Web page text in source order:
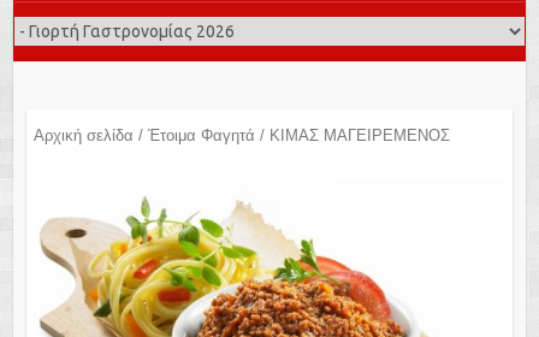
Αρχική σελίδα / Έτοιμα Φαγητά / ΚΙΜΑΣ ΜΑΓΕΙΡΕΜΕΝΟΣ